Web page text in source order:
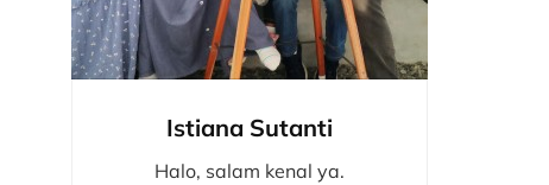
Istiana Sutanti
Halo, salam kenal ya.